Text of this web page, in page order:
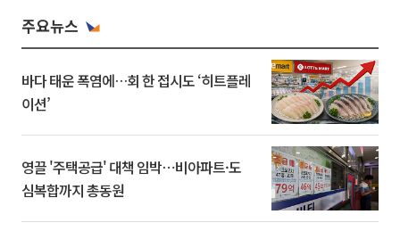
주요뉴스
바다 태운 폭염에…회 한 접시도 ‘히트플레
이션’
영끌 '주택공급' 대책 임박⋯비아파트·도
심복합까지 총동원